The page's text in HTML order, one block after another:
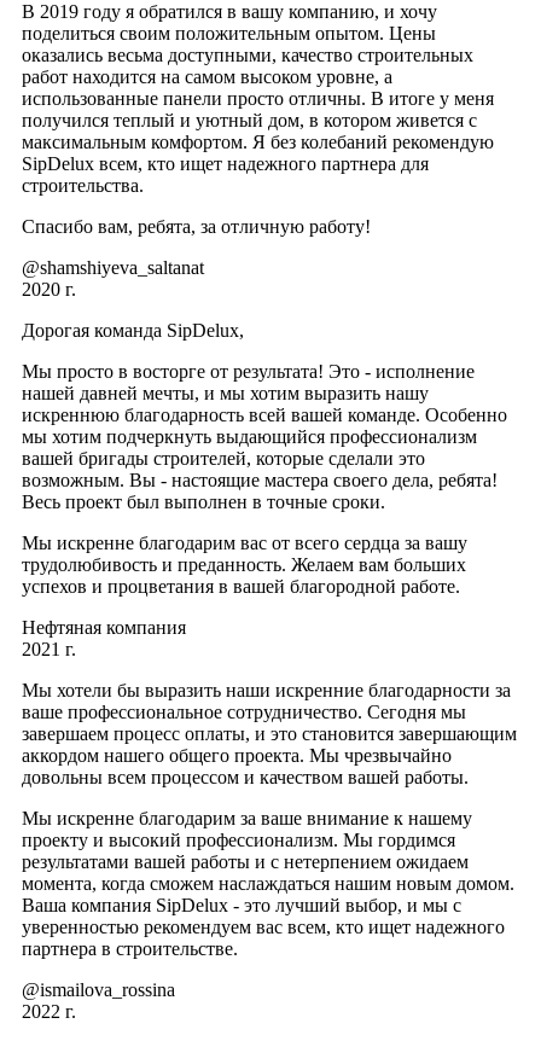
В 2019 году я обратился в вашу компанию, и хочу
поделиться своим положительным опытом. Цены
оказались весьма доступными, качество строительных
работ находится на самом высоком уровне, а
использованные панели просто отличны. В итоге у меня
получился теплый и уютный дом, в котором живется с
максимальным комфортом. Я без колебаний рекомендую
SipDelux всем, кто ищет надежного партнера для
строительства.
Спасибо вам, ребята, за отличную работу!
@shamshiyeva_saltanat
2020 г.
Дорогая команда SipDelux,
Мы просто в восторге от результата! Это - исполнение
нашей давней мечты, и мы хотим выразить нашу
искреннюю благодарность всей вашей команде. Особенно
мы хотим подчеркнуть выдающийся профессионализм
вашей бригады строителей, которые сделали это
возможным. Вы - настоящие мастера своего дела, ребята!
Весь проект был выполнен в точные сроки.
Мы искренне благодарим вас от всего сердца за вашу
трудолюбивость и преданность. Желаем вам больших
успехов и процветания в вашей благородной работе.
Нефтяная компания
2021 г.
Мы хотели бы выразить наши искренние благодарности за
ваше профессиональное сотрудничество. Сегодня мы
завершаем процесс оплаты, и это становится завершающим
аккордом нашего общего проекта. Мы чрезвычайно
довольны всем процессом и качеством вашей работы.
Мы искренне благодарим за ваше внимание к нашему
проекту и высокий профессионализм. Мы гордимся
результатами вашей работы и с нетерпением ожидаем
момента, когда сможем наслаждаться нашим новым домом.
Ваша компания SipDelux - это лучший выбор, и мы с
уверенностью рекомендуем вас всем, кто ищет надежного
партнера в строительстве.
@ismailova_rossina
2022 г.